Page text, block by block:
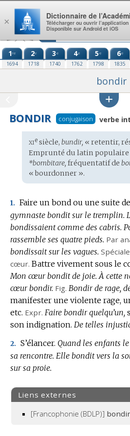
Aller au contenu
1re
1694
2e
1718
3e
1740
4e
1762
5e
1798
6e
1835
bondir
BONDIR conjugaison verbe
Étymologie
:
xiesiècle, bundir, « retentir,
Emprunté du latin populaire
*bombitare, fréquentatif de
« bourdonner ».
1. Faire un bond ou une suite
gymnaste bondit sur le tremplin.
bondissaient comme des cabris.
rassemble ses quatre pieds. Par
bondissait sur les vagues.
cœur. Battre vivement sous le
Mon cœur bondit de joie. À cette
cœur bondir. Fig. Bondir de rage,
manifester une violente rage,
etc. Expr. Faire bondir quelqu’un,
son indignation. De telles
2. S’élancer. Quand les enfants
sa rencontre. Elle bondit vers la
sur sa proie.
Liens externes
[Francophonie (BDLP)] bondir
×
Dictionnaire de
Télécharger ou ouvrir l’application
Disponible sur Android et iOS